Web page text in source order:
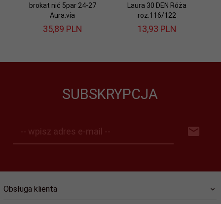
brokat nić 5par 24-27
Aura.via
35,89 PLN
Laura 30 DEN Róża
roz.116/122
13,93 PLN
SUBSKRYPCJA
-- wpisz adres e-mail --
Obsługa klienta